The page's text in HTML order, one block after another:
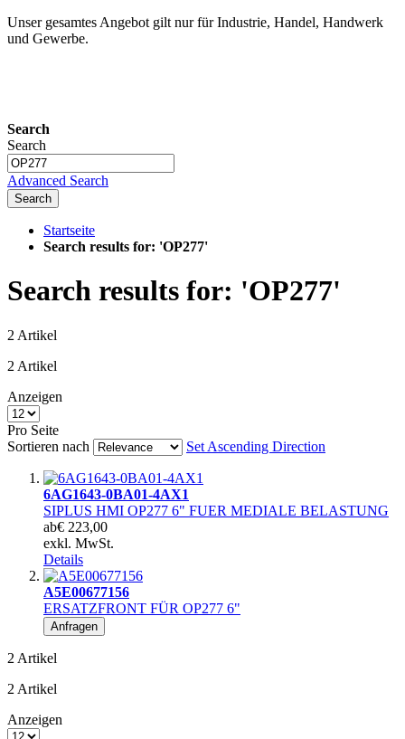
Unser gesamtes Angebot gilt nur für Industrie, Handel, Handwerk
und Gewerbe.
Search
Search
Advanced Search
Search
Startseite
Search results for: 'OP277'
Search results for: 'OP277'
2 Artikel
2 Artikel
Anzeigen
Pro Seite
Sortieren nach
Set Ascending Direction
6AG1643-0BA01-4AX1
SIPLUS HMI OP277 6" FUER MEDIALE BELASTUNG
ab€ 223,00
exkl. MwSt.
Details
A5E00677156
ERSATZFRONT FÜR OP277 6"
Anfragen
2 Artikel
2 Artikel
Anzeigen